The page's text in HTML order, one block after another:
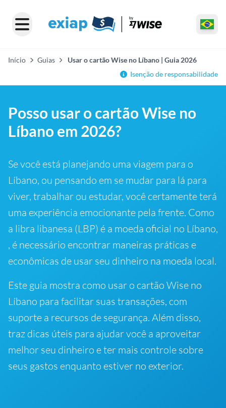
Início Guias
Usar o cartão Wise no Líbano | Guia 2026
Isenção de responsabilidade
Posso usar o cartão Wise no
Líbano em 2026?
Se você está planejando uma viagem para o
Líbano, ou pensando em se mudar para lá para
viver, trabalhar ou estudar, você certamente terá
uma experiência emocionante pela frente. Como
a libra libanesa (LBP) é a moeda oficial no Líbano,
, é necessário encontrar maneiras práticas e
econômicas de usar seu dinheiro na moeda local.
Este guia mostra como usar o cartão Wise no
Líbano para facilitar suas transações, com
suporte a recursos de segurança. Além disso,
traz dicas úteis para ajudar você a aproveitar
melhor seu dinheiro e ter mais controle sobre
seus gastos enquanto estiver no exterior.